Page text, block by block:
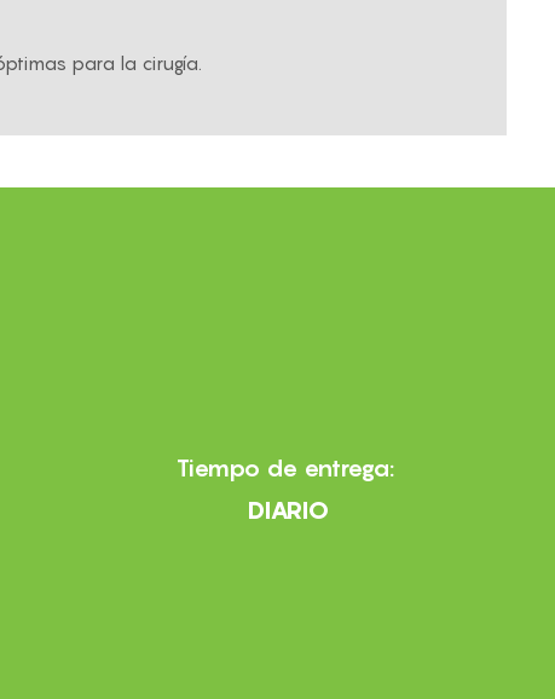
para la cirugía.
Tiempo de entrega:
DIARIO